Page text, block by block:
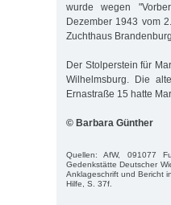
wurde wegen
Dezember 1943 vom
Zuchthaus
Der Stolperstein für
Wilhelmsburg. Die
Ernastraße 15 hatte
© Barbara Günther
Quellen: AfW, 091077
Gedenkstätte Deutscher
Anklageschrift und Bericht
Hilfe, S. 37f.